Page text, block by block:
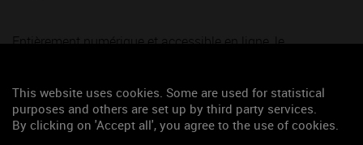
Entièrement numérique et accessible en ligne, le
français, géographie, sciences, technologie ou encore
anglais.
This website uses cookies. Some are used for statistical
purposes and others are set up by third party services.
By clicking on 'Accept all', you agree to the use of cookies.